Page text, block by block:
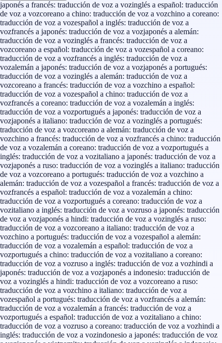
japonés a francés: traducción de voz a vozinglés a español: traducción
de voz a vozcoreano a chino: traducción de voz a vozchino a coreano:
traducción de voz a vozespañol a inglés: traducción de voz a
vozfrancés a japonés: traducción de voz a vozjaponés a alemán:
traducción de voz a vozinglés a francés: traducción de voz a
vozcoreano a español: traducción de voz a vozespañol a coreano:
traducción de voz a vozfrancés a inglés: traducción de voz a
vozalemán a japonés: traducción de voz a vozjaponés a portugués:
traducción de voz a vozinglés a alemán: traducción de voz a
vozcoreano a francés: traducción de voz a vozchino a español:
traducción de voz a vozespañol a chino: traducción de voz a
vozfrancés a coreano: traducción de voz a vozalemán a inglés:
traducción de voz a vozportugués a japonés: traducción de voz a
vozjaponés a italiano: traducción de voz a vozinglés a portugués:
traducción de voz a vozcoreano a alemán: traducción de voz a
vozchino a francés: traducción de voz a vozfrancés a chino: traducción
de voz a vozalemán a coreano: traducción de voz a vozportugués a
inglés: traducción de voz a vozitaliano a japonés: traducción de voz a
vozjaponés a ruso: traducción de voz a vozinglés a italiano: traducción
de voz a vozcoreano a portugués: traducción de voz a vozchino a
alemán: traducción de voz a vozespañol a francés: traducción de voz a
vozfrancés a español: traducción de voz a vozalemán a chino:
traducción de voz a vozportugués a coreano: traducción de voz a
vozitaliano a inglés: traducción de voz a vozruso a japonés: traducción
de voz a vozjaponés a hindi: traducción de voz a vozinglés a ruso:
traducción de voz a vozcoreano a italiano: traducción de voz a
vozchino a portugués: traducción de voz a vozespañol a alemán:
traducción de voz a vozalemán a español: traducción de voz a
vozportugués a chino: traducción de voz a vozitaliano a coreano:
traducción de voz a vozruso a inglés: traducción de voz a vozhindi a
japonés: traducción de voz a vozjaponés a indonesio: traducción de
voz a vozinglés a hindi: traducción de voz a vozcoreano a ruso:
traducción de voz a vozchino a italiano: traducción de voz a
vozespañol a portugués: traducción de voz a vozfrancés a alemán:
traducción de voz a vozalemán a francés: traducción de voz a
vozportugués a español: traducción de voz a vozitaliano a chino:
traducción de voz a vozruso a coreano: traducción de voz a vozhindi a
inglés: traducción de voz a vozindonesio a japonés: traducción de voz